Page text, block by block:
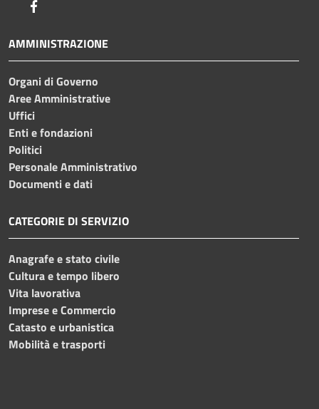
AMMINISTRAZIONE
Organi di Governo
Aree Amministrative
Uffici
Enti e fondazioni
Politici
Personale Amministrativo
Documenti e dati
CATEGORIE DI SERVIZIO
Anagrafe e stato civile
Cultura e tempo libero
Vita lavorativa
Imprese e Commercio
Catasto e urbanistica
Mobilità e trasporti